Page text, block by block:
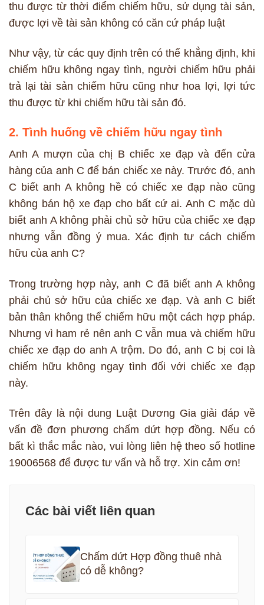
thu được từ thời điểm chiếm hữu, sử dụng tài sản,
được lợi về tài sản không có căn cứ pháp luật
Như vậy, từ các quy định trên có thể khẳng định, khi
chiếm hữu không ngay tình, người chiếm hữu phải
trả lại tài sản chiếm hữu cũng như hoa lợi, lợi tức
thu được từ khi chiếm hữu tài sản đó.
2. Tình huống về chiếm hữu ngay tình
Anh A mượn của chị B chiếc xe đạp và đến cửa
hàng của anh C để bán chiếc xe này. Trước đó, anh
C biết anh A không hề có chiếc xe đạp nào cũng
không bán hộ xe đạp cho bất cứ ai. Anh C mặc dù
biết anh A không phải chủ sở hữu của chiếc xe đạp
nhưng vẫn đồng ý mua. Xác định tư cách chiếm
hữu của anh C?
Trong trường hợp này, anh C đã biết anh A không
phải chủ sở hữu của chiếc xe đạp. Và anh C biết
bản thân không thể chiếm hữu một cách hợp pháp.
Nhưng vì ham rẻ nên anh C vẫn mua và chiếm hữu
chiếc xe đạp do anh A trộm. Do đó, anh C bị coi là
chiếm hữu không ngay tình đối với chiếc xe đạp
này.
Trên đây là nội dung Luật Dương Gia giải đáp về
vấn đề đơn phương chấm dứt hợp đồng. Nếu có
bất kì thắc mắc nào, vui lòng liên hệ theo số hotline
19006568 để được tư vấn và hỗ trợ. Xin cảm ơn!
Các bài viết liên quan
Chấm dứt Hợp đồng thuê nhà
có dễ không?